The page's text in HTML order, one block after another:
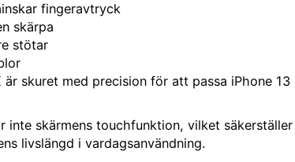
fingeravtryck
skärpa
stötar
är skuret med precision för att passa iPhone
inte skärmens touchfunktion, vilket
livslängd i vardagsanvändning.